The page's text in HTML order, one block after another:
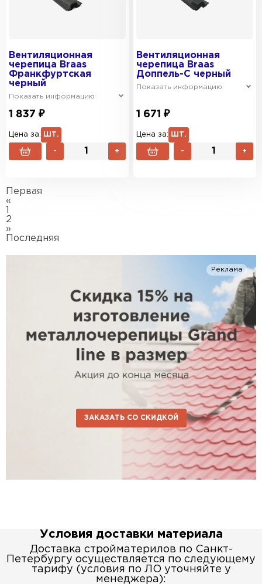
Вентиляционная
черепица Braas
Франкфуртская
черный
Показать информацию
1 837 ₽
Цена за: ШТ.
- +
Вентиляционная
черепица Braas
Доппель-С черный
Показать информацию
1 671 ₽
Цена за: ШТ.
- +
Первая
«
2
»
Последняя
Реклама
ЗАКАЗАТЬ СО СКИДКОЙ
Условия доставки материала
Доставка стройматерилов по Санкт-
Петербургу осуществляется по следующему
тарифу (условия по ЛО уточняйте у
менеджера):